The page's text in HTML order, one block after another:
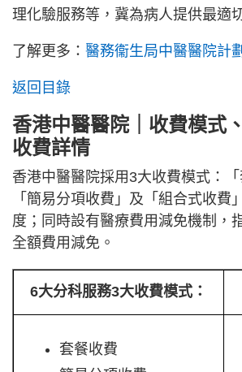
理化驗服務等，冀為病人提供最適
了解更多： 醫務衞生局中醫醫院計劃
返回目錄
香港中醫醫院｜收費模式
收費詳情
香港中醫醫院採用3大收費模式：「
「簡易分項收費」及「組合式收費
度；同時設有醫療費用減免機制，
全額費用減免。
6大分科服務3大收費模式：
套餐收費